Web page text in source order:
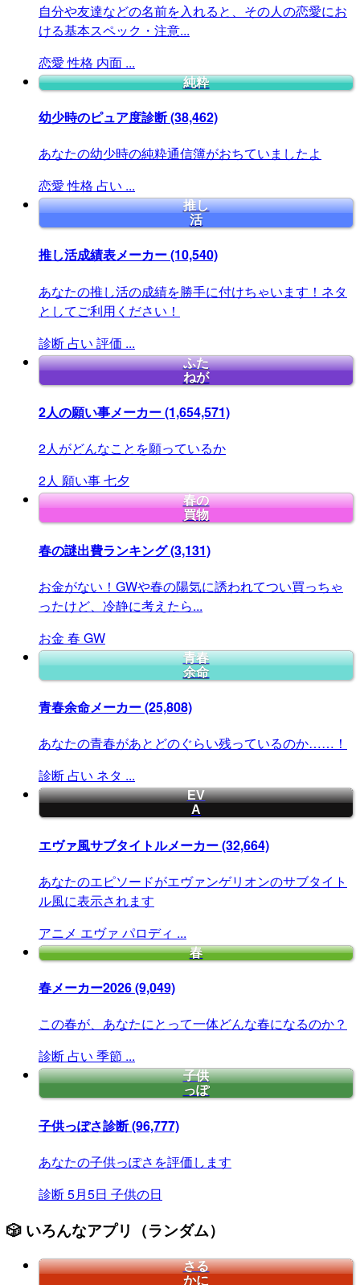
自分や友達などの名前を入れると、その人の恋愛にお
ける基本スペック・注意...
恋愛 性格 内面 ...
純粋
幼少時のピュア度診断(38,462)
あなたの幼少時の純粋通信簿がおちていましたよ
恋愛 性格 占い ...
推し
活
推し活成績表メーカー(10,540)
あなたの推し活の成績を勝手に付けちゃいます！ネタ
としてご利用ください！
診断 占い 評価 ...
ふた
ねが
2人の願い事メーカー(1,654,571)
2人がどんなことを願っているか
2人 願い事七夕
春の
買物
春の謎出費ランキング(3,131)
お金がない！GWや春の陽気に誘われてつい買っちゃ
ったけど、冷静に考えたら...
お金 春 GW
青春
余命
青春余命メーカー(25,808)
あなたの青春があとどのぐらい残っているのか……！
診断 占い ネタ ...
EV
A
エヴァ風サブタイトルメーカー(32,664)
あなたのエピソードがエヴァンゲリオンのサブタイト
ル風に表示されます
アニメ エヴァ パロディ ...
春
春メーカー2026(9,049)
この春が、あなたにとって一体どんな春になるのか？
診断 占い 季節 ...
子供
っぽ
子供っぽさ診断(96,777)
あなたの子供っぽさを評価します
診断5月5日 子供の日
🎲 いろんなアプリ（ランダム）
さる
かに